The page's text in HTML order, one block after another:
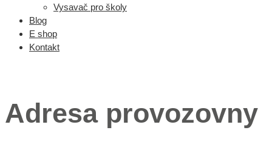
Vysavač pro školy
Blog
E shop
Kontakt
Adresa provozovny